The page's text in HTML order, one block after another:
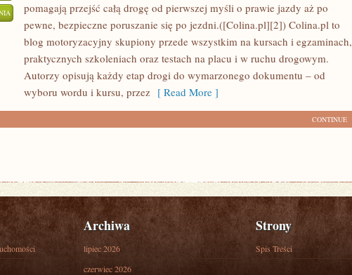
FORD
CHRYSLER
pomagają przejść całą drogę od pierwszej myśli o prawie jazdy aż po
pewne, bezpieczne poruszanie się po jezdni.([Colina.pl][2]) Colina.pl to
blog motoryzacyjny skupiony przede wszystkim na kursach i egzaminach,
praktycznych szkoleniach oraz testach na placu i w ruchu drogowym.
Autorzy opisują każdy etap drogi do wymarzonego dokumentu – od
wyboru wordu i kursu, przez [ Read More ]
CONTINUE
Archiwa
lipiec 2026
czerwiec 2026
Strony
Spis Treści